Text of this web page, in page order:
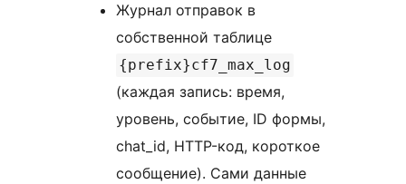
Журнал отправок в
собственной таблице
{prefix}cf7_max_log
(каждая запись: время,
уровень, событие, ID формы,
chat_id, HTTP-код, короткое
сообщение). Сами данные